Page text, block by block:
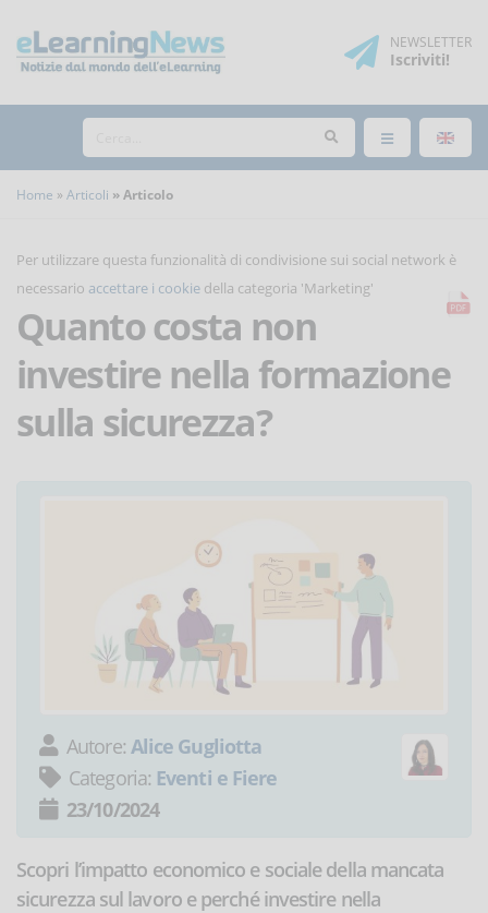
NEWSLETTER
Iscriviti!
Home Articoli Articolo
Per utilizzare questa funzionalità di condivisione sui social network è
necessario accettare i cookie della categoria 'Marketing'
Quanto costa non
investire nella formazione
sulla sicurezza?
Autore: Alice Gugliotta
Categoria: Eventi e Fiere
23/10/2024
Scopri l’impatto economico e sociale della mancata
sicurezza sul lavoro e perché investire nella